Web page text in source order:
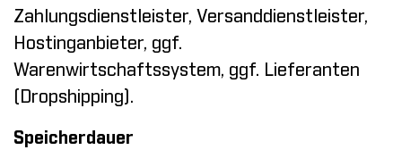
Zahlungsdienstleister, Versanddienstleister,
Hostinganbieter, ggf.
Warenwirtschaftssystem, ggf. Lieferanten
(Dropshipping).
Speicherdauer